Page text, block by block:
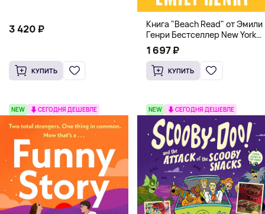
3 420 ₽
КУПИТЬ
Книга "Beach Read" от Эмили
Генри Бестселлер New York
Times
1 697 ₽
КУПИТЬ
NEW СЕГОДНЯ ДЕШЕВЛЕ NEW СЕГОДНЯ ДЕШЕВЛЕ